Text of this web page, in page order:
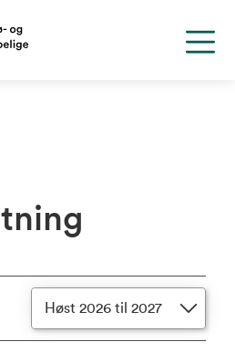
Høst 2026 til 2027